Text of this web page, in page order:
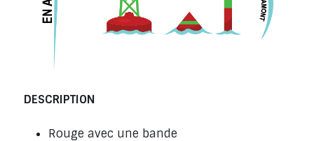
DESCRIPTION
Rouge avec une bande